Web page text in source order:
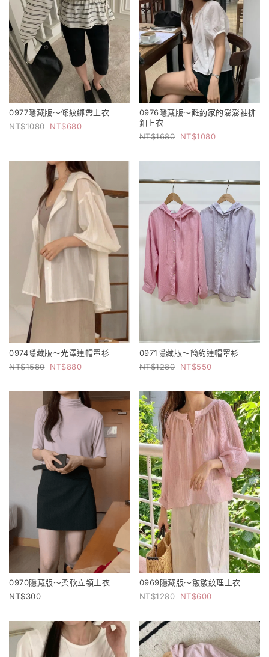
0977隱藏版～條紋綁帶上衣
1080
680
0976隱藏版～難約家的澎澎袖排
釦上衣
1680
1080
0974隱藏版～光澤連帽罩衫
1580
880
0971隱藏版～簡約連帽罩衫
1280
550
0970隱藏版～柔軟立領上衣
300
0969隱藏版～皺皺紋理上衣
1280
600